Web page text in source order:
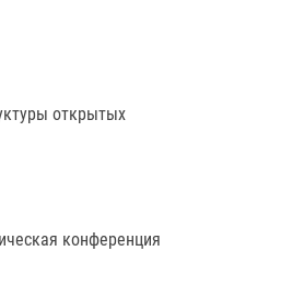
открытых
конференция